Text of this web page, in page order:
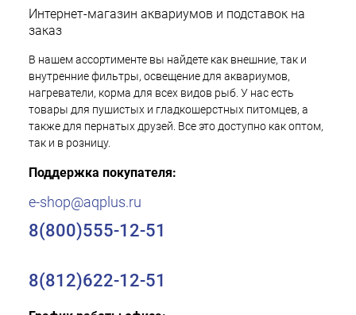
Интернет-магазин аквариумов и подставок на
заказ
В нашем ассортименте вы найдете как внешние, так и
внутренние фильтры, освещение для аквариумов,
нагреватели, корма для всех видов рыб. У нас есть
товары для пушистых и гладкошерстных питомцев, а
также для пернатых друзей. Все это доступно как оптом,
так и в розницу.
Поддержка покупателя:
e-shop@aqplus.ru
8(800)555-12-51
8(812)622-12-51